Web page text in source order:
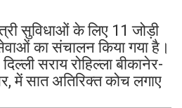
सुविधाओं के लिए 11 जोड़ी
का संचालन किया गया है।
सराय रोहिल्ला बीकानेर-
में सात अतिरिक्त कोच लगाए